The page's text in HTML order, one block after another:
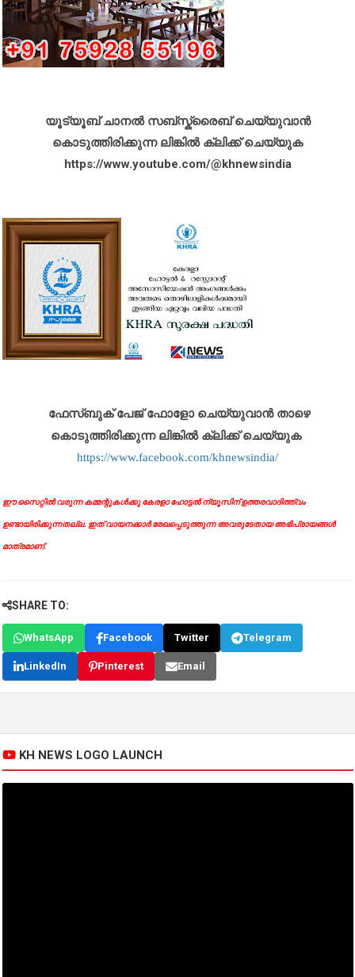
യൂട്യൂബ് ചാനൽ സബ്സ്ക്രൈബ് ചെയ്യുവാൻ
കൊടുത്തിരിക്കുന്ന ലിങ്കിൽ ക്ലിക്ക് ചെയ്യുക
https://www.youtube.com/@khnewsindia
ഫേസ്ബുക് പേജ് ഫോളോ ചെയ്യുവാൻ താഴെ
കൊടുത്തിരിക്കുന്ന ലിങ്കിൽ ക്ലിക്ക് ചെയ്യുക
https://www.facebook.com/khnewsindia/
ഈ സൈറ്റിൽ വരുന്ന കമ്മന്റുകൾക്കു കേരളാ ഹോട്ടൽ ന്യൂസിന് ഉത്തരവാദിത്ത്വം
ഉണ്ടായിരിക്കുന്നതല്ല. ഇത് വായനക്കാർ രേഖപ്പെടുത്തുന്ന അവരുടേതായ അഭിപ്രായങ്ങൾ
മാത്രമാണ്.
SHARE TO:
WhatsApp Facebook Twitter Telegram
LinkedIn Pinterest Email
KH NEWS LOGO LAUNCH